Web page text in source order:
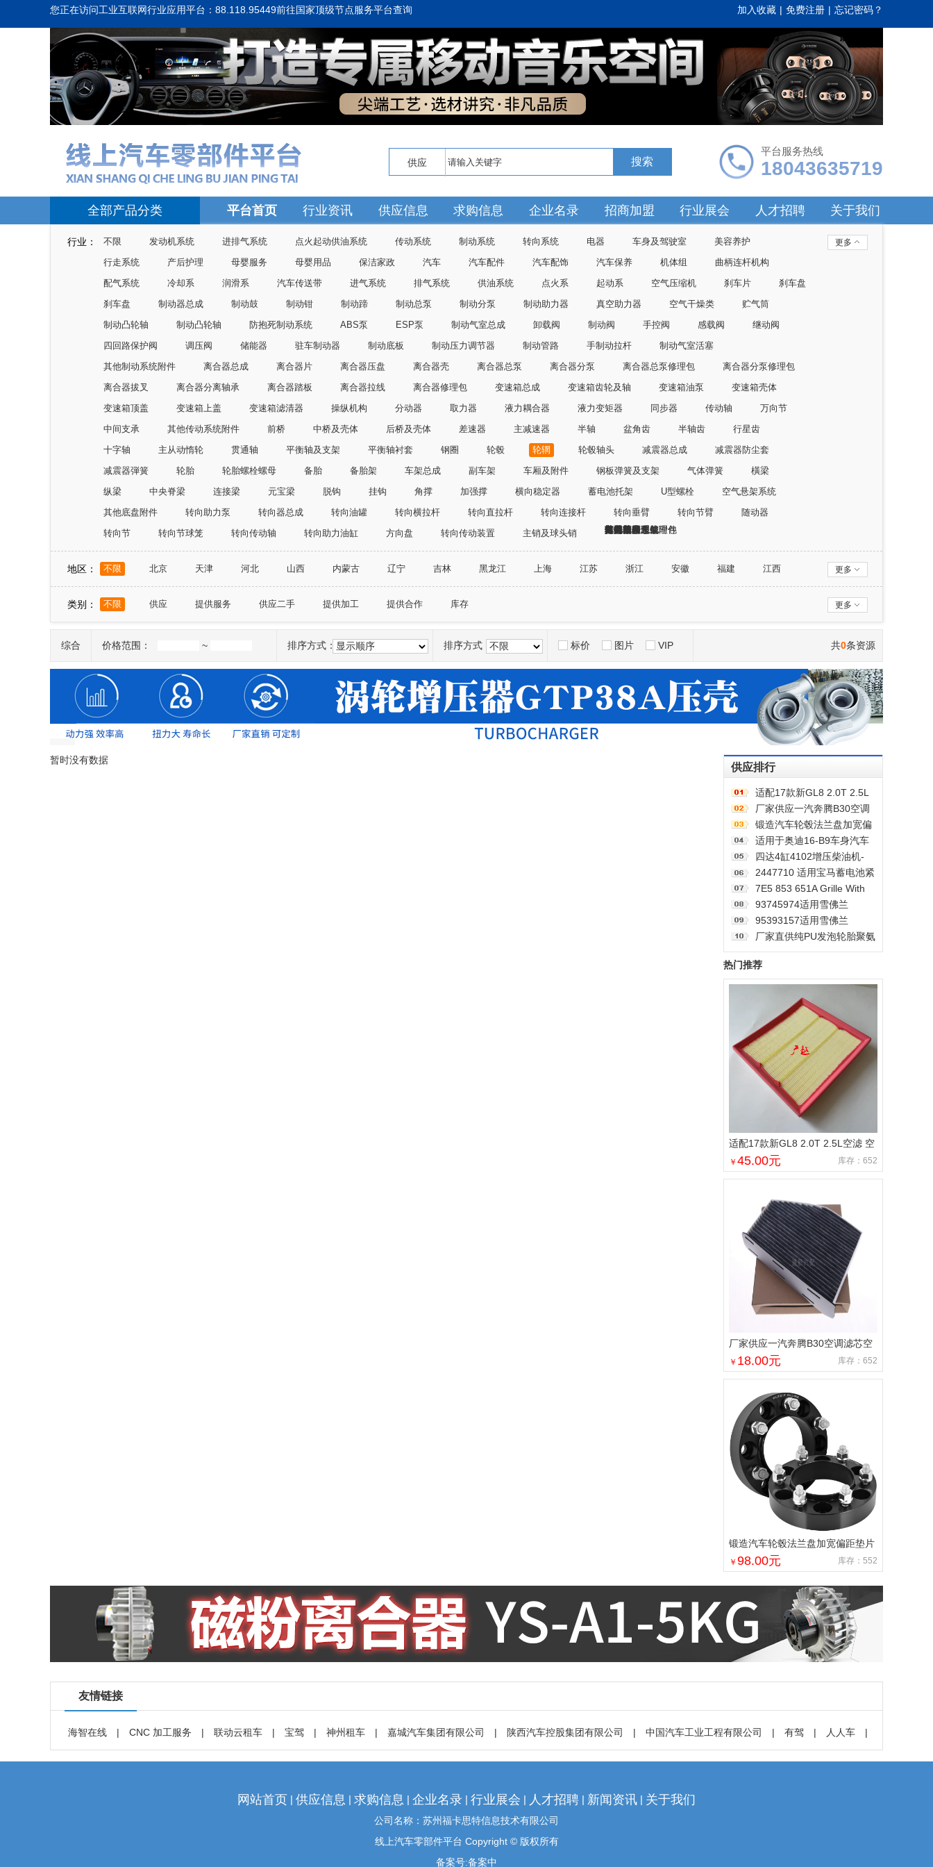
您正在访问工业互联网行业应用平台：88.118.95449前往国家顶级节点服务平台查询 加入收藏 | 免费注册 | 忘记密码？
供应 搜索
平台服务热线
18043635719
全部产品分类 平台首页 行业资讯 供应信息 求购信息 企业名录 招商加盟 行业展会 人才招聘 关于我们
行业： 不限 发动机系统 进排气系统 点火起动供油系统 传动系统 制动系统 转向系统 电器 车身及驾驶室
美容养护
行走系统
产后护理 母婴服务 母婴用品 保洁家政 汽车 汽车配件 汽车配饰 汽车保养 机体组
曲柄连杆机构
配气系统
冷却系 润滑系 汽车传送带 进气系统 排气系统 供油系统 点火系 起动系 空气压缩机 刹车片
刹车盘
刹车盘
制动器总成 制动鼓 制动钳 制动蹄 制动总泵 制动分泵 制动助力器 真空助力器 空气干燥类
贮气筒
制动凸轮轴
制动凸轮轴 防抱死制动系统 ABS泵 ESP泵 制动气室总成 卸载阀 制动阀 手控阀 感载阀
继动阀
四回路保护阀
调压阀 储能器 驻车制动器 制动底板 制动压力调节器 制动管路 手制动拉杆
制动气室活塞
其他制动系统附件
离合器总成 离合器片 离合器压盘 离合器壳 离合器总泵 离合器分泵 离合器总泵修理包
离合器分泵修理包
离合器拔叉
离合器分离轴承 离合器踏板 离合器拉线 离合器修理包 变速箱总成 变速箱齿轮及轴 变速箱油泵
变速箱壳体
变速箱顶盖
变速箱上盖 变速箱滤清器 操纵机构 分动器 取力器 液力耦合器 液力变矩器 同步器 传动轴
万向节
中间支承
其他传动系统附件 前桥 中桥及壳体 后桥及壳体 差速器 主减速器 半轴 盆角齿 半轴齿
行星齿
十字轴
主从动惰轮 贯通轴 平衡轴及支架 平衡轴衬套 钢圈 轮毂 轮辋 轮毂轴头 减震器总成
减震器防尘套
减震器弾簧
轮胎 轮胎螺栓螺母 备胎 备胎架 车架总成 副车架 车厢及附件 钢板弹簧及支架 气体弹簧
橫梁
纵梁
中央脊梁 连接梁 元宝梁 脱钩 挂钩 角撑 加强撑 横向稳定器 蓄电池托架 U型螺栓
空气悬架系统
其他底盘附件
转向助力泵 转向器总成 转向油罐 转向横拉杆 转向直拉杆 转向连接杆 转向垂臂 转向节臂
随动器
转向节
转向节球笼 转向传动轴 转向助力油缸 方向盘 转向传动装置 主销及球头销 转向管柱总成
转向柱管支架
转向节修理包
转向助力泵修理包
主销修理包
其他转向系统附件
电器电子
传感器
车身
空调
灯具
保养油脂
养护用品
清洗美容
更多
地区： 不限 北京 天津 河北 山西 内蒙古 辽宁 吉林 黑龙江 上海 江苏 浙江 安徽 福建
江西
山东
河南 湖北 湖南 广东 广西 海南 重庆市 四川 贵州 云南 西藏 陕西 甘肃
青海
宁夏
新疆 台湾 澳门
更多
类别： 不限 供应 提供服务 供应二手 提供加工 提供合作 库存 更多
共0条资源
综合 价格范围： ~ 排序方式：显示顺序 排序方式：不限 标价 图片 VIP
暂时没有数据
供应排行
适配17款新GL8 2.0T 2.5L
空滤 空气滤芯 滤清器 空气
格 5个
厂家供应一汽奔腾B30空调
滤芯空调格空调滤清器 1个
锻造汽车轮毂法兰盘加宽偏
距垫片适用丰田霸道普拉多
黑色阳极氧化 1只
适用于奥迪16-B9车身汽车
配件一站式供应品质可靠车
身护板可定制 2套
四达4缸4102增压柴油机-
BM58G-629L配套明宇鲁工
装载机 1台
2447710 适用宝马蓄电池紧
急电池 84102447710
84109361678 1个
7E5 853 651A Grille With
Chrome For VW T5 T6
2009-2015 1个
93745974适用雪佛兰
Captiva缸径1"制动总泵汽车
刹车总泵 1个
95393157适用雪佛兰
Chevrolet Spark 1.2 2011-
2017汽车制动总泵 1个
厂家直供纯PU发泡轮胎聚氨
酯婴儿童车防滑实心自动驾
驶黑耐磨加宽 1件
热门推荐
适配17款新GL8 2.0T 2.5L空滤 空
气滤芯 滤清器 空气格 5个
￥ 45.00元 库存：652
厂家供应一汽奔腾B30空调滤芯空
调格空调滤清器 1个
￥ 18.00元 库存：652
锻造汽车轮毂法兰盘加宽偏距垫片
适用丰田霸道普拉多黑色阳极氧化
1只
￥ 98.00元 库存：552
友情链接
海智在线 | CNC 加工服务 | 联动云租车 | 宝驾 | 神州租车 | 嘉城汽车集团有限公司 | 陕西汽车控股集团有限公司 | 中国汽车工业工程有限公司 | 有驾 | 人人车 |
网站首页 | 供应信息 | 求购信息 | 企业名录 | 行业展会 | 人才招聘 | 新闻资讯 | 关于我们
公司名称：苏州福卡思特信息技术有限公司
线上汽车零部件平台 Copyright © 版权所有
备案号:备案中